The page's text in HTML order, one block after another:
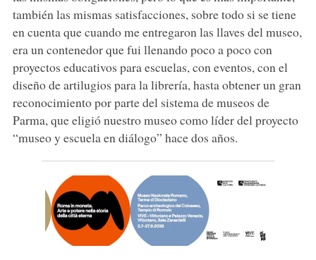
también las mismas satisfacciones, sobre todo si se tiene
en cuenta que cuando me entregaron las llaves del museo,
era un contenedor que fui llenando poco a poco con
proyectos educativos para escuelas, con eventos, con el
diseño de artilugios para la librería, hasta obtener un gran
reconocimiento por parte del sistema de museos de
Parma, que eligió nuestro museo como líder del proyecto
“museo y escuela en diálogo” hace dos años.